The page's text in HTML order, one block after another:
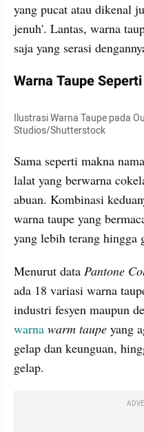
yang pucat atau dikenal
jenuh'. Lantas, warna
saja yang serasi
Warna Taupe
Ilustrasi Warna Taupe pada
Studios/Shutterstock
Sama seperti makna
lalat yang berwarna
abuan. Kombinasi
warna taupe yang
yang lebih terang hingga
Menurut data Pantone
ada 18 variasi warna
warna warm taupe yang
gelap dan keunguan,
gelap.